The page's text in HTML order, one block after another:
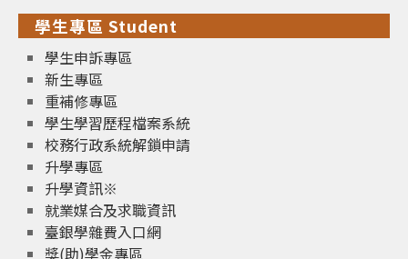
學生專區 Student
學生申訴專區
新生專區
重補修專區
學生學習歷程檔案系統
校務行政系統解鎖申請
升學專區
升學資訊※
就業媒合及求職資訊
臺銀學雜費入口網
獎(助)學金專區